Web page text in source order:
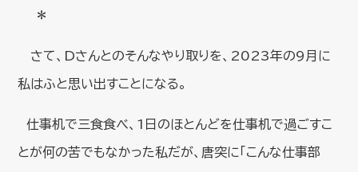
＊
さて、Dさんとのそんなやり取りを、2023年の9月に
私はふと思い出すことになる。
仕事机で三食食べ、1日のほとんどを仕事机で過ごすこ
とが何の苦でもなかった私だが、唐突に「こんな仕事部